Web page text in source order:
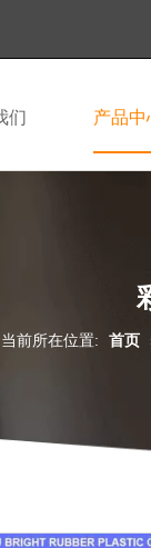
们 产品中
当前所在位置: 首页